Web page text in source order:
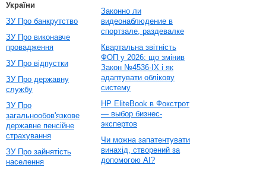
України
ЗУ Про банкрутство
ЗУ Про виконавче
провадження
ЗУ Про відпустки
ЗУ Про державну
службу
ЗУ Про
загальнообов'язкове
державне пенсійне
страхування
ЗУ Про зайнятість
населення
Законно ли
видеонаблюдение в
спортзале, раздевалке
Квартальна звітність
ФОП у 2026: що змінив
Закон №4536-IX і як
адаптувати облікову
систему
HP EliteBook в Фокстрот
— выбор бизнес-
экспертов
Чи можна запатентувати
винахід, створений за
допомогою AI?